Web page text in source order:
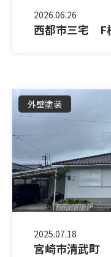
2026.06.26
西都市三宅 F
外壁塗装
2025.07.18
宮崎市清武町